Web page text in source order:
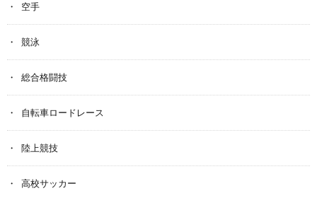
空手
競泳
総合格闘技
自転車ロードレース
陸上競技
高校サッカー